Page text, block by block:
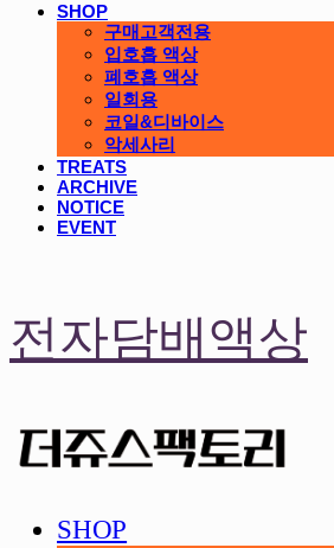
SHOP
구매고객전용
입호흡 액상
폐호흡 액상
일회용
코일&디바이스
악세사리
TREATS
ARCHIVE
NOTICE
EVENT
전자담배액상
SHOP